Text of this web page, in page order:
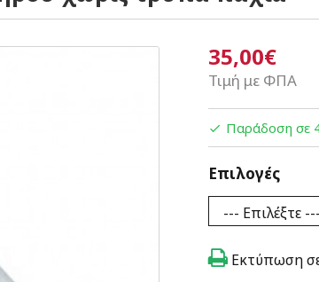
35,00€
Τιμή με ΦΠΑ
Παράδοση σε
Επιλογές
Εκτύπωση